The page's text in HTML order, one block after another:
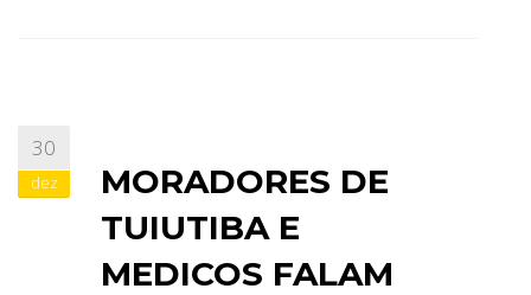
30
dez
MORADORES DE
TUIUTIBA E
MEDICOS FALAM